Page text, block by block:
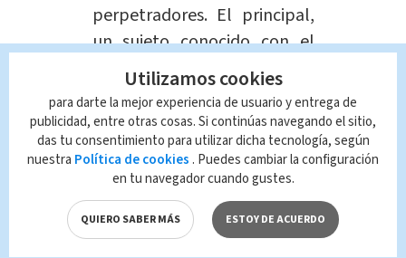
perpetradores. El principal,
un sujeto conocido con el
alias de Oso al que se indica
es el cabecilla del grupo que
opera en esa zona, y un
segundo sospechoso
conocido con el alias de
Tuerto inmediatamente por
la acción de las fuerzas de
policía. Los dosgozan de
Utilizamos cookies
para darte la mejor experiencia de usuario y entrega de
publicidad, entre otras cosas. Si continúas navegando el sitio,
das tu consentimiento para utilizar dicha tecnología, según
nuestra Política de cookies . Puedes cambiar la configuración
en tu navegador cuando gustes.
QUIERO SABER MÁS ESTOY DE ACUERDO